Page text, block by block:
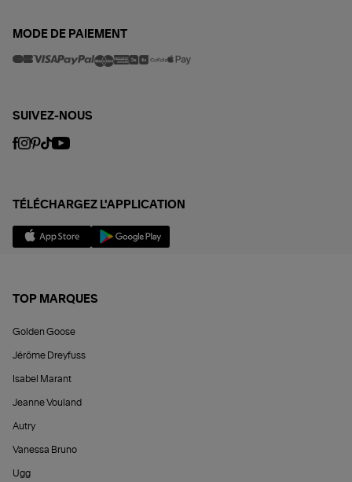
MODE DE PAIEMENT
SUIVEZ-NOUS
TÉLÉCHARGEZ L'APPLICATION
TOP MARQUES
Golden Goose
Jérôme Dreyfuss
Isabel Marant
Jeanne Vouland
Autry
Vanessa Bruno
Ugg